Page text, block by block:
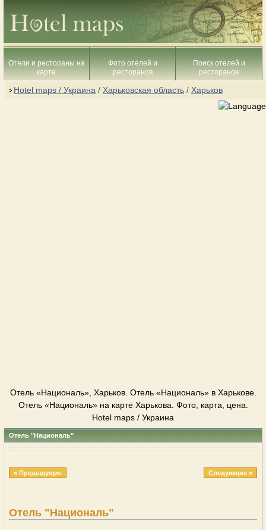
Отели и рестораны на
карте
Фото отелей и
ресторанов
Поиск отелей и
ресторанов
Hotel maps / Украина / Харьковская область / Харьков
Отель «Националь», Харьков. Отель «Националь» в Харькове.
Отель «Националь» на карте Харькова. Фото, карта, цена.
Hotel maps / Украина
Отель "Националь"
« Предыдущие Следующие »
Отель "Националь"